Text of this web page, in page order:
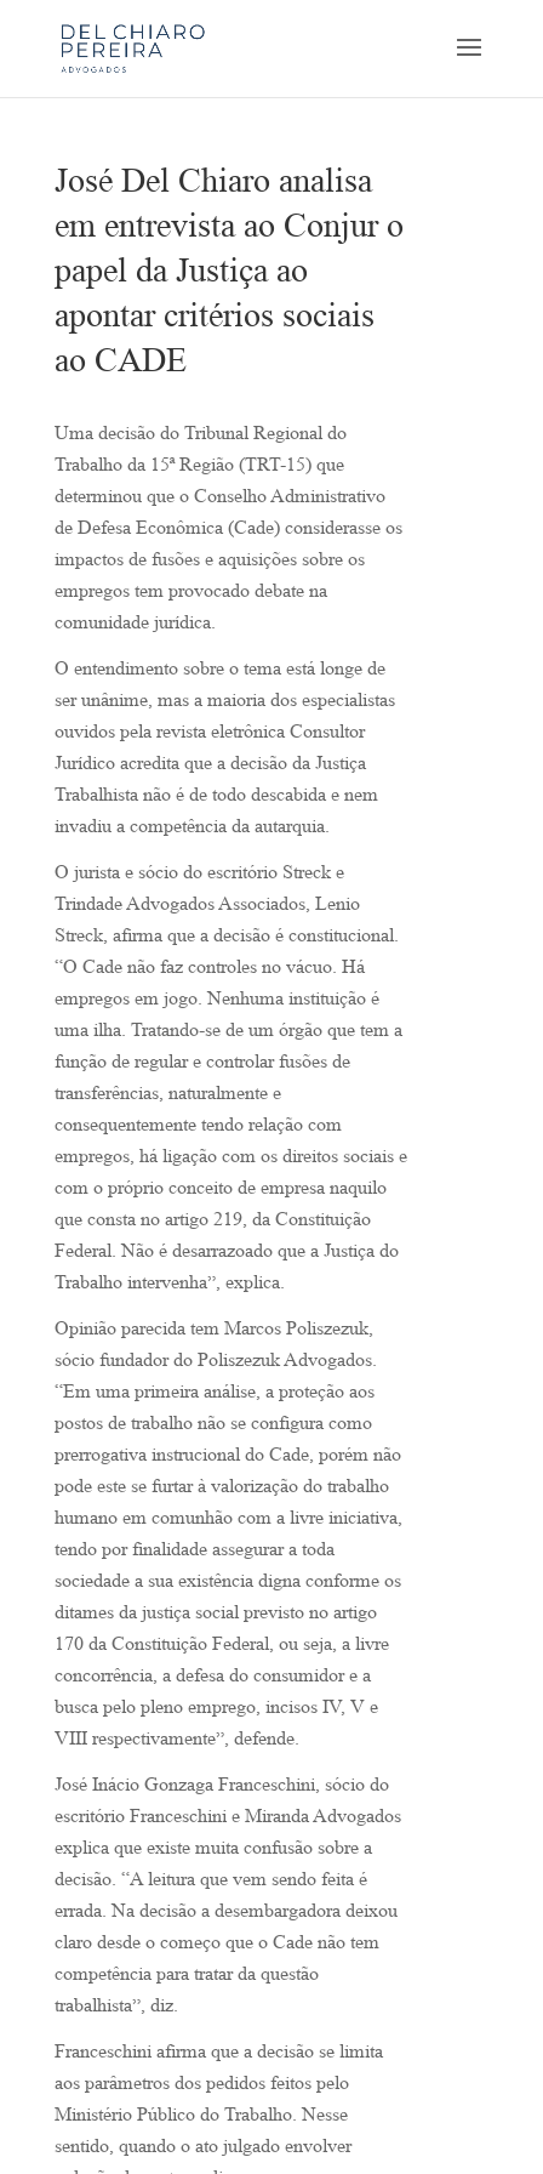
José Del Chiaro analisa
em entrevista ao Conjur o
papel da Justiça ao
apontar critérios sociais
ao CADE
Uma decisão do Tribunal Regional do
Trabalho da 15ª Região (TRT-15) que
determinou que o Conselho Administrativo
de Defesa Econômica (Cade) considerasse os
impactos de fusões e aquisições sobre os
empregos tem provocado debate na
comunidade jurídica.
O entendimento sobre o tema está longe de
ser unânime, mas a maioria dos especialistas
ouvidos pela revista eletrônica Consultor
Jurídico acredita que a decisão da Justiça
Trabalhista não é de todo descabida e nem
invadiu a competência da autarquia.
O jurista e sócio do escritório Streck e
Trindade Advogados Associados, Lenio
Streck, afirma que a decisão é constitucional.
“O Cade não faz controles no vácuo. Há
empregos em jogo. Nenhuma instituição é
uma ilha. Tratando-se de um órgão que tem a
função de regular e controlar fusões de
transferências, naturalmente e
consequentemente tendo relação com
empregos, há ligação com os direitos sociais e
com o próprio conceito de empresa naquilo
que consta no artigo 219, da Constituição
Federal. Não é desarrazoado que a Justiça do
Trabalho intervenha”, explica.
Opinião parecida tem Marcos Poliszezuk,
sócio fundador do Poliszezuk Advogados.
“Em uma primeira análise, a proteção aos
postos de trabalho não se configura como
prerrogativa instrucional do Cade, porém não
pode este se furtar à valorização do trabalho
humano em comunhão com a livre iniciativa,
tendo por finalidade assegurar a toda
sociedade a sua existência digna conforme os
ditames da justiça social previsto no artigo
170 da Constituição Federal, ou seja, a livre
concorrência, a defesa do consumidor e a
busca pelo pleno emprego, incisos IV, V e
VIII respectivamente”, defende.
José Inácio Gonzaga Franceschini, sócio do
escritório Franceschini e Miranda Advogados
explica que existe muita confusão sobre a
decisão. “A leitura que vem sendo feita é
errada. Na decisão a desembargadora deixou
claro desde o começo que o Cade não tem
competência para tratar da questão
trabalhista”, diz.
Franceschini afirma que a decisão se limita
aos parâmetros dos pedidos feitos pelo
Ministério Público do Trabalho. Nesse
sentido, quando o ato julgado envolver